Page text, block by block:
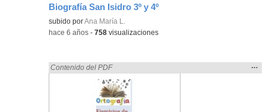
Biografía San Isidro 3º y 4º
subido porAna María L.
-hace 6 años -758 visualizaciones
Encontrado «rezo» en:
Contenido del PDF
la
…